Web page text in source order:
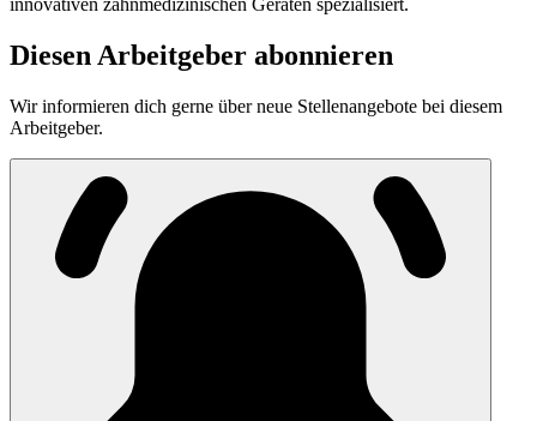
innovativen zahnmedizinischen Geräten spezialisiert.
Diesen Arbeitgeber abonnieren
Wir informieren dich gerne über neue Stellenangebote bei diesem
Arbeitgeber.